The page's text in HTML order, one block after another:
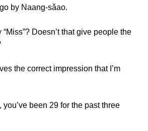
by Naang-sǎao.
Doesn’t that give people the
the correct impression that I’m
you’ve been 29 for the past three